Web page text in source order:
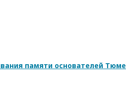
памяти основателей